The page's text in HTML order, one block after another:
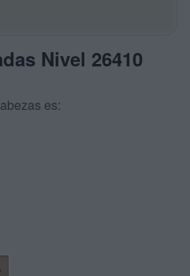
Nivel 26410
es: